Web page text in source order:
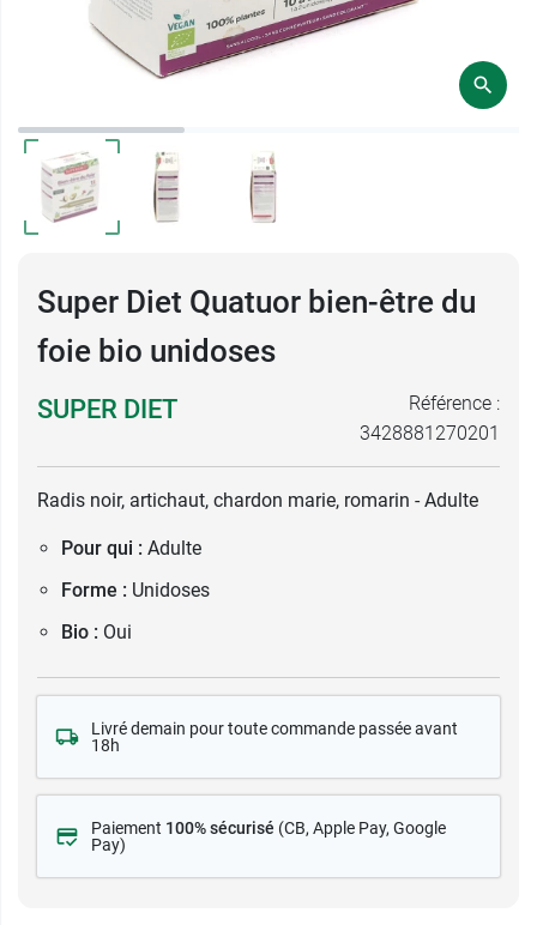
Super Diet Quatuor bien-être du
foie bio unidoses
SUPER DIET
Référence :
3428881270201
Radis noir, artichaut, chardon marie, romarin - Adulte
Pour qui : Adulte
Forme : Unidoses
Bio : Oui
Livré demain pour toute commande passée avant
18h
Paiement 100% sécurisé (CB, Apple Pay, Google
Pay)